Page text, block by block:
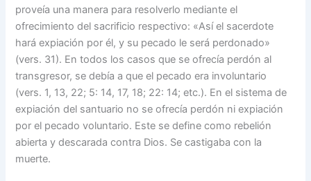
proveía una manera para resolverlo mediante el
ofrecimiento del sacrificio respectivo: «Así el sacerdote
hará expiación por él, y su pecado le será perdonado»
(vers. 31). En todos los casos que se ofrecía perdón al
transgresor, se debía a que el pecado era involuntario
(vers. 1, 13, 22; 5: 14, 17, 18; 22: 14; etc.). En el sistema de
expiación del santuario no se ofrecía perdón ni expiación
por el pecado voluntario. Este se define como rebelión
abierta y descarada contra Dios. Se castigaba con la
muerte.